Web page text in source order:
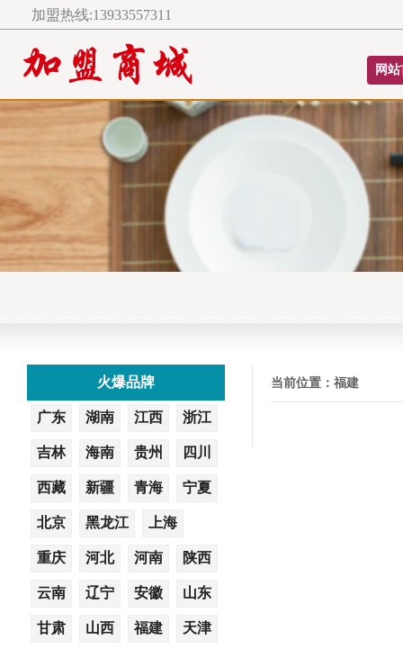
加盟热线:13933557311
网
火爆品牌
广东 湖南 江西 浙江
吉林 海南 贵州 四川
西藏 新疆 青海 宁夏
北京 黑龙江 上海
重庆 河北 河南 陕西
云南 辽宁 安徽 山东
甘肃 山西 福建 天津
当前位置： 福建